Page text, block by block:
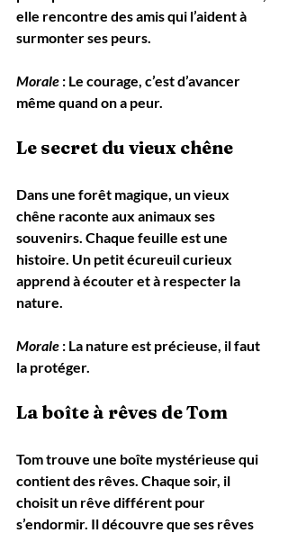
elle rencontre des amis qui l’aident à
surmonter ses peurs.
Morale : Le courage, c’est d’avancer
même quand on a peur.
Le secret du vieux chêne
Dans une forêt magique, un vieux
chêne raconte aux animaux ses
souvenirs. Chaque feuille est une
histoire. Un petit écureuil curieux
apprend à écouter et à respecter la
nature.
Morale : La nature est précieuse, il faut
la protéger.
La boîte à rêves de Tom
Tom trouve une boîte mystérieuse qui
contient des rêves. Chaque soir, il
choisit un rêve différent pour
s’endormir. Il découvre que ses rêves